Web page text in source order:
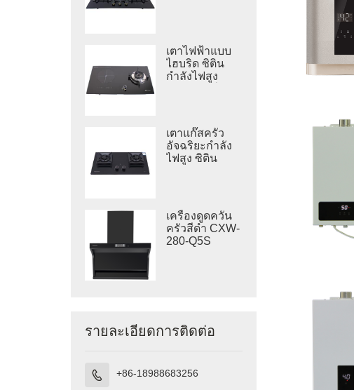
เตาไฟฟ้าแบบ
ไฮบริด ซิติน
กำลังไฟสูง
เตาแก๊สครัว
อัจฉริยะกำลัง
ไฟสูง ซิติน
เครื่องดูดควัน
ครัวสีดำ CXW-
280-Q5S
รายละเอียดการติดต่อ
 +86-18988683256